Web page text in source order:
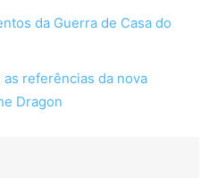
da Guerra de Casa do
referências da nova
Dragon